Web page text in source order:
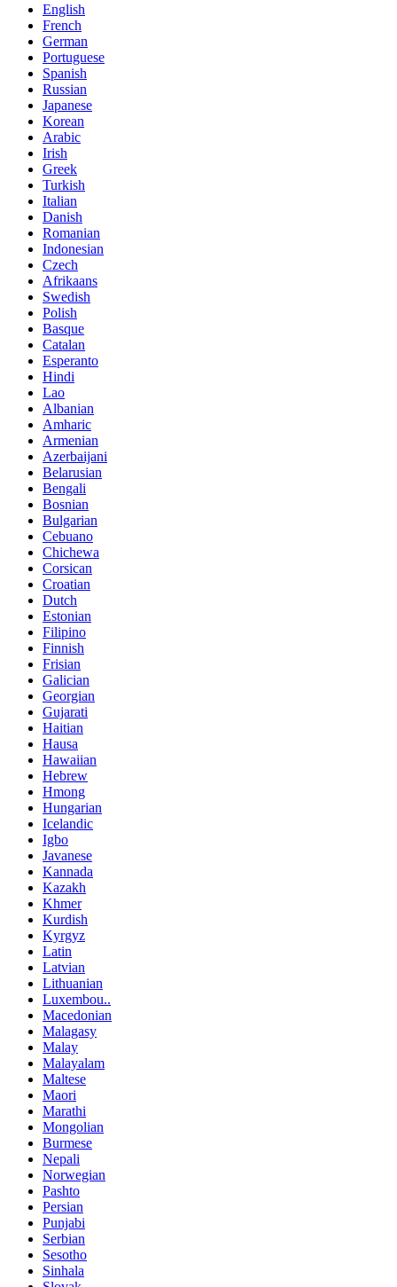
English
French
German
Portuguese
Spanish
Russian
Japanese
Korean
Arabic
Irish
Greek
Turkish
Italian
Danish
Romanian
Indonesian
Czech
Afrikaans
Swedish
Polish
Basque
Catalan
Esperanto
Hindi
Lao
Albanian
Amharic
Armenian
Azerbaijani
Belarusian
Bengali
Bosnian
Bulgarian
Cebuano
Chichewa
Corsican
Croatian
Dutch
Estonian
Filipino
Finnish
Frisian
Galician
Georgian
Gujarati
Haitian
Hausa
Hawaiian
Hebrew
Hmong
Hungarian
Icelandic
Igbo
Javanese
Kannada
Kazakh
Khmer
Kurdish
Kyrgyz
Latin
Latvian
Lithuanian
Luxembou..
Macedonian
Malagasy
Malay
Malayalam
Maltese
Maori
Marathi
Mongolian
Burmese
Nepali
Norwegian
Pashto
Persian
Punjabi
Serbian
Sesotho
Sinhala